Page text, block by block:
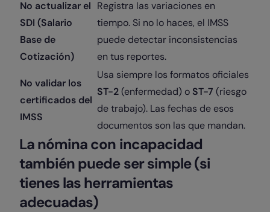
No actualizar el
SDI (Salario
Base de
Cotización)
Registra las variaciones en
tiempo. Si no lo haces, el IMSS
puede detectar inconsistencias
en tus reportes.
No validar los
certificados del
IMSS
Usa siempre los formatos oficiales
ST-2 (enfermedad) o ST-7 (riesgo
de trabajo). Las fechas de esos
documentos son las que mandan.
La nómina con incapacidad
también puede ser simple (si
tienes las herramientas
adecuadas)